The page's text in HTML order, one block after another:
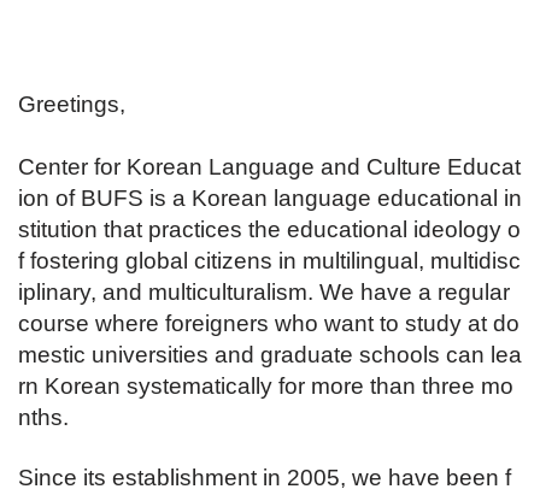
Greetings,
Center for Korean Language and Culture Educat
ion of BUFS is a Korean language educational in
stitution that practices the educational ideology o
f fostering global citizens in multilingual, multidisc
iplinary, and multiculturalism. We have a regular
course where foreigners who want to study at do
mestic universities and graduate schools can lea
rn Korean systematically for more than three mo
nths.
Since its establishment in 2005, we have been f